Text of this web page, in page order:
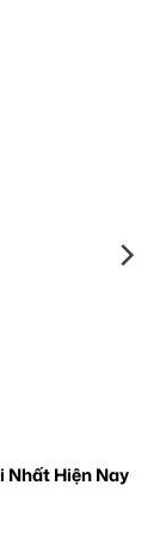
Nhất Hiện Nay